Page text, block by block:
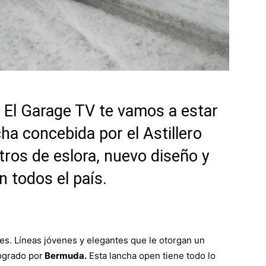
Garage TV te vamos a estar
concebida por el Astillero
de eslora, nuevo diseño y
todos el país.
Líneas jóvenes y elegantes que le otorgan un
por Bermuda. Esta lancha open tiene todo lo